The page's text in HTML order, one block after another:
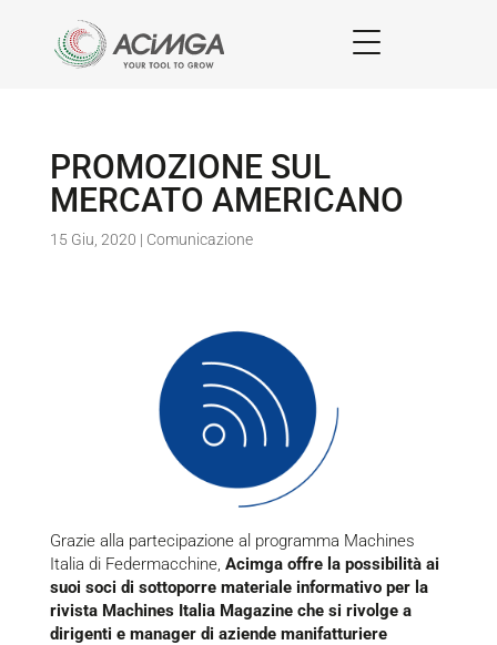
PROMOZIONE SUL
MERCATO AMERICANO
15 Giu, 2020 | Comunicazione
Grazie alla partecipazione al programma Machines
Italia di Federmacchine, Acimga offre la possibilità ai
suoi soci di sottoporre materiale informativo per la
rivista Machines Italia Magazine che si rivolge a
dirigenti e manager di aziende manifatturiere